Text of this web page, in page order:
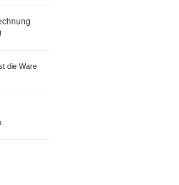
die Ware